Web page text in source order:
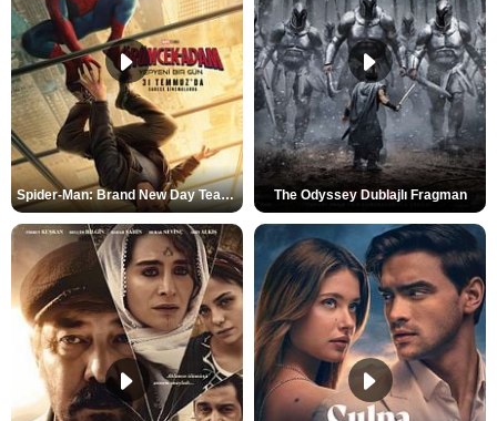
Spider-Man: Brand New Day Teaser The Odyssey Dublajlı Fragman